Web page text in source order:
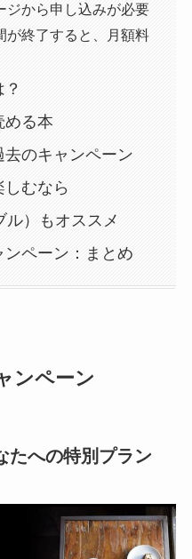
ジから申し込みが必要
が終了すると、月額料
める本
のキャンペーン
しむなら
ル）もオススメ
ペーン：まとめ
ンペーン
への特別プラン